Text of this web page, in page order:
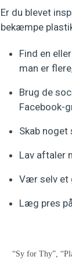
Er du blevet
bekæmpe
Find en
man er
Brug de
Facebook-
Skab noget
Lav aftaler
Vær selv et
Læg pres
“Sy for Thy”,